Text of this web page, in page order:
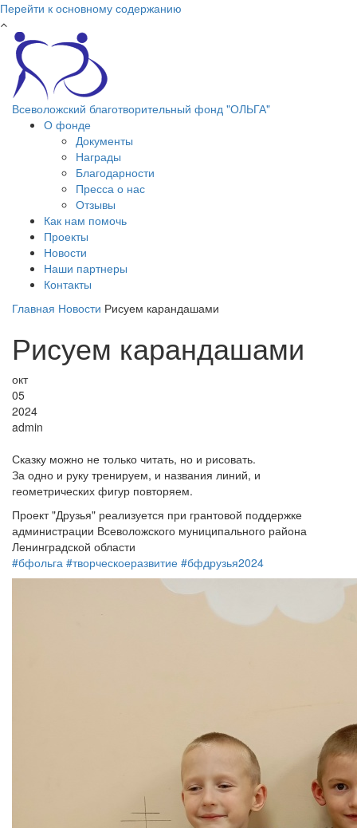
Перейти к основному содержанию
Всеволожский благотворительный фонд "ОЛЬГА"
О фонде
Документы
Награды
Благодарности
Пресса о нас
Отзывы
Как нам помочь
Проекты
Новости
Наши партнеры
Контакты
Главная Новости Рисуем карандашами
Рисуем карандашами
окт
05
2024
admin
Сказку можно не только читать, но и рисовать.
За одно и руку тренируем, и названия линий, и
геометрических фигур повторяем.
Проект "Друзья" реализуется при грантовой поддержке
администрации Всеволожского муниципального района
Ленинградской области
#бфольга #творческоеразвитие #бфдрузья2024